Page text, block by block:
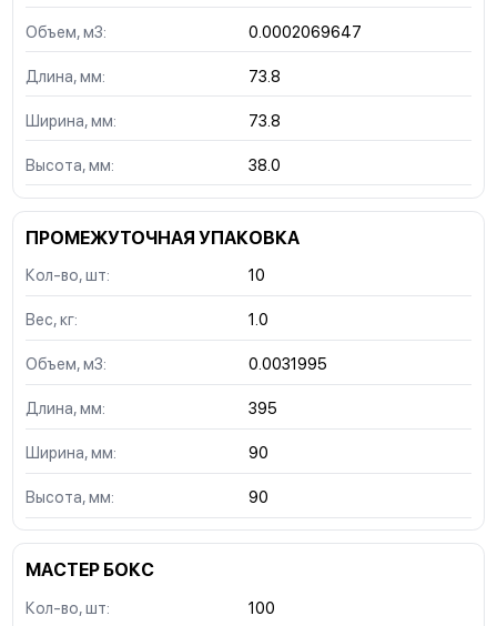
Объем, м3: 0.0002069647
Длина, мм: 73.8
Ширина, мм: 73.8
Высота, мм: 38.0
ПРОМЕЖУТОЧНАЯ УПАКОВКА
Кол-во, шт: 10
Вес, кг: 1.0
Объем, м3: 0.0031995
Длина, мм: 395
Ширина, мм: 90
Высота, мм: 90
МАСТЕР БОКС
Кол-во, шт: 100